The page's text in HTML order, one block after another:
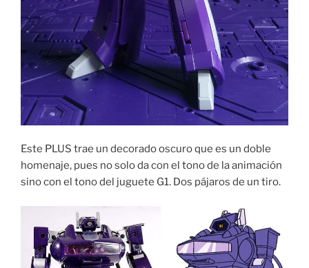
Este PLUS trae un decorado oscuro que es un doble
homenaje, pues no solo da con el tono de la animación
sino con el tono del juguete G1. Dos pájaros de un tiro.